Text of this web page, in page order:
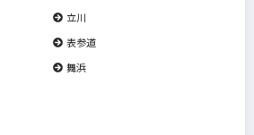
立川
表参道
舞浜